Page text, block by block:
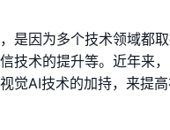
是因为多个技术领域都
技术的提升等。近年来
觉AI技术的加持，来提